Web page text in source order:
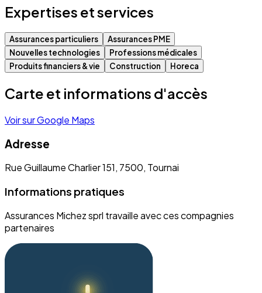
Expertises et services
Assurances particuliers
Assurances PME
Nouvelles technologies
Professions médicales
Produits financiers & vie
Construction Horeca
Carte et informations d'accès
Voir sur Google Maps
Adresse
Rue Guillaume Charlier 151, 7500, Tournai
Informations pratiques
Assurances Michez sprl travaille avec ces compagnies
partenaires